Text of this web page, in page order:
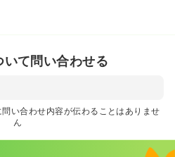
いて問い合わせる
い合わせ内容が伝わることはありませ
ん